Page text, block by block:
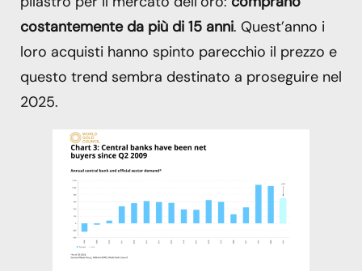
costantemente da più di 15 anni. Quest’anno i
loro acquisti hanno spinto parecchio il prezzo e
questo trend sembra destinato a proseguire nel
2025.